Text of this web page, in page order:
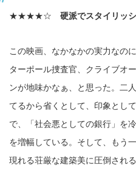
★★★★☆ 硬派でスタイリッ
この映画、なかなかの実力なの
ターポール捜査官、クライブオ
ンが地味かなぁ、と思った。二
てるから省くとして、印象とし
で、「社会悪としての銀行」を
を増幅している。そして、もう
現れる荘厳な建築美に圧倒され